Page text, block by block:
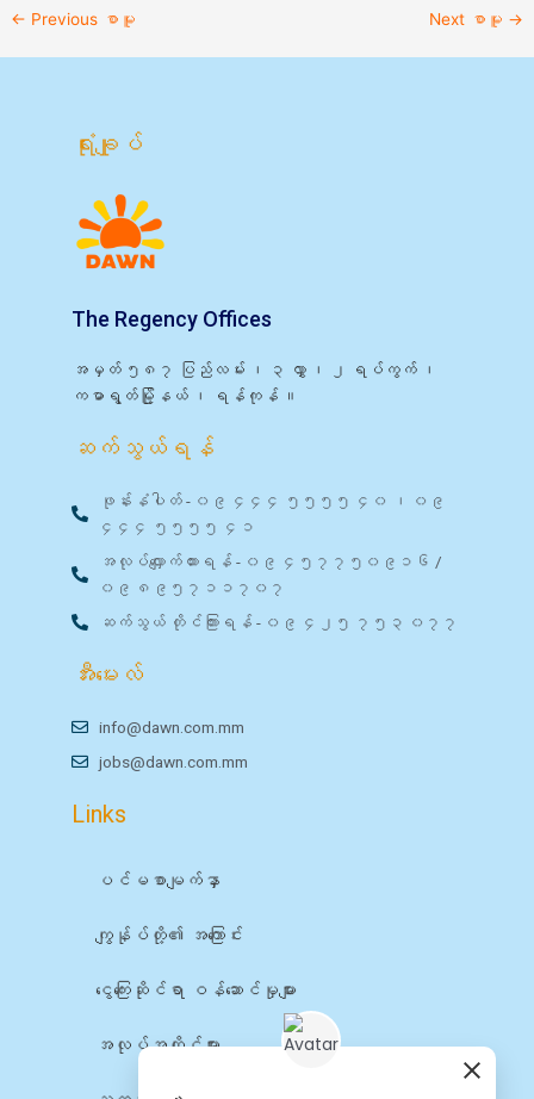
← Previous စာမူ Next စာမူ →
ရုံးချုပ်
The Regency Offices
အမှတ် ၅၈၇ ပြည်လမ်း ၊ ၃ လွှာ ၊ ၂ ရပ်ကွက် ၊
ကမာရွတ်မြို့နယ် ၊ ရန်ကုန် ။
ဆက်သွယ်ရန်
ဖုန်းနံပါတ် - ၀၉ ၄၄၄ ၅၅၅၅ ၄၀ ၊ ၀၉
၄၄၄ ၅၅၅၅ ၄၁
အလုပ်လျှောက်ထားရန် - ၀၉ ၄၅၇၇၅၀၉၁၆ /
၀၉ ၈၉၅၇၁၁၇၀၇
ဆက်သွယ် တိုင်ကြားရန် - ၀၉ ၄၂၅ ၇၅၃ ၀၇၇
အီးမေးလ်
info@dawn.com.mm
jobs@dawn.com.mm
Links
ပင်မစာမျက်နှာ
ကျွန်ုပ်တို့၏ အကြောင်း
ငွေကြေးဆိုင်ရာ ဝန်ဆောင်မှုများ
အလုပ်အကိုင်များ